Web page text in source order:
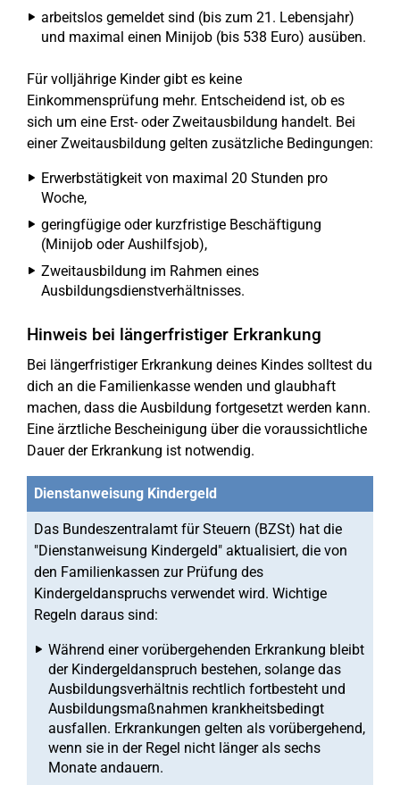
arbeitslos gemeldet sind (bis zum 21. Lebensjahr)
und maximal einen Minijob (bis 538 Euro) ausüben.
Für volljährige Kinder gibt es keine
Einkommensprüfung mehr. Entscheidend ist, ob es
sich um eine Erst- oder Zweitausbildung handelt. Bei
einer Zweitausbildung gelten zusätzliche Bedingungen:
Erwerbstätigkeit von maximal 20 Stunden pro
Woche,
geringfügige oder kurzfristige Beschäftigung
(Minijob oder Aushilfsjob),
Zweitausbildung im Rahmen eines
Ausbildungsdienstverhältnisses.
Hinweis bei längerfristiger Erkrankung
Bei längerfristiger Erkrankung deines Kindes solltest du
dich an die Familienkasse wenden und glaubhaft
machen, dass die Ausbildung fortgesetzt werden kann.
Eine ärztliche Bescheinigung über die voraussichtliche
Dauer der Erkrankung ist notwendig.
Dienstanweisung Kindergeld
Das Bundeszentralamt für Steuern (BZSt) hat die
"Dienstanweisung Kindergeld" aktualisiert, die von
den Familienkassen zur Prüfung des
Kindergeldanspruchs verwendet wird. Wichtige
Regeln daraus sind:
Während einer vorübergehenden Erkrankung bleibt
der Kindergeldanspruch bestehen, solange das
Ausbildungsverhältnis rechtlich fortbesteht und
Ausbildungsmaßnahmen krankheitsbedingt
ausfallen. Erkrankungen gelten als vorübergehend,
wenn sie in der Regel nicht länger als sechs
Monate andauern.